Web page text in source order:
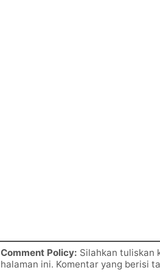
Comment Policy: Silahkan tuliskan
halaman ini. Komentar yang berisi